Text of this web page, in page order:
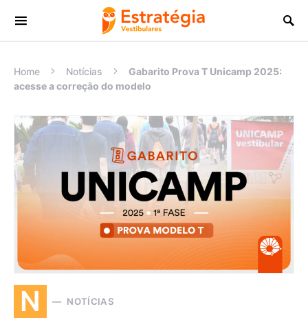
Procurar:
Home Notícias
Gabarito Prova T Unicamp 2025:
acesse a correção do modelo
N NOTÍCIAS